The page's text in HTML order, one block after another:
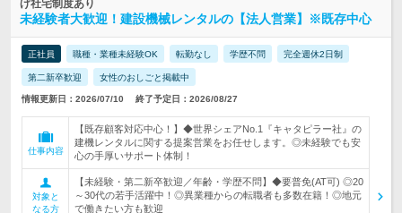
げ社宅制度あり
未経験者大歓迎！建設機械レンタルの【法人営業】※既存中心
正社員 職種・業種未経験OK 転勤なし 学歴不問 完全週休2日制
第二新卒歓迎 女性のおしごと掲載中
情報更新日：2026/07/10 終了予定日：2026/08/27
仕事内容
【既存顧客対応中心！】◆世界シェアNo.1『キャタピラー社』の
建機レンタルに関する提案営業をお任せします。◎未経験でも安
心の手厚いサポート体制！
対象と
なる方
【未経験・第二新卒歓迎／年齢・学歴不問】◆要普免(AT可) ◎20
～30代の若手活躍中！◎異業種からの転職者も多数在籍！◎地元
で働きたい方も歓迎